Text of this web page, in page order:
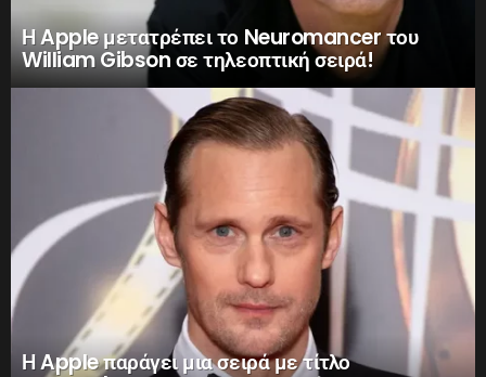
Η Apple μετατρέπει το Neuromancer του
William Gibson σε τηλεοπτική σειρά!
Η Apple παράγει μια σειρά με τίτλο